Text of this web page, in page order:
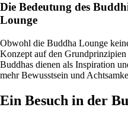
Die Bedeutung des
Lounge
Obwohl die Buddha Lounge
Konzept auf den
Buddhas dienen als Inspiration
mehr Bewusstsein und
Ein Besuch in der